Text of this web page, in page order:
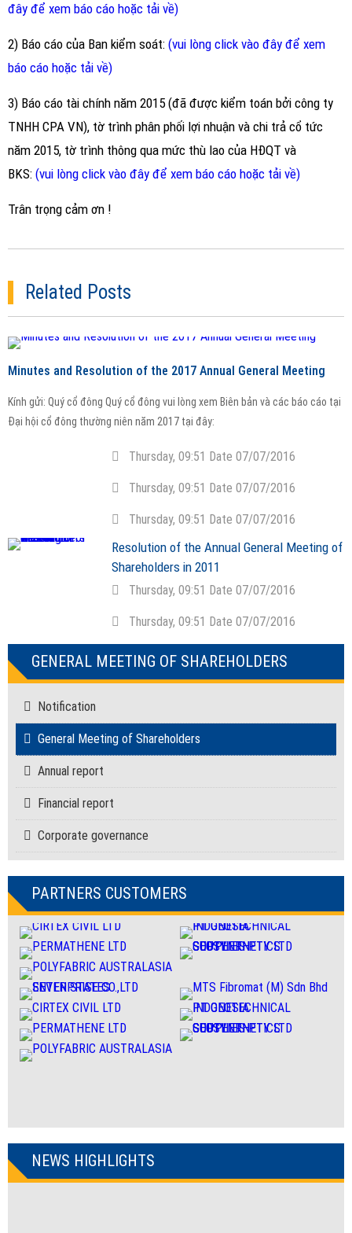
GENERAL MEETING OF SHAREHOLDERS
Notification
General Meeting of Shareholders
Annual report
Financial report
Corporate governance
PARTNERS CUSTOMERS
NEWS HIGHLIGHTS
đây để xem báo cáo hoặc tải về)
2) Báo cáo của Ban kiểm soát: (vui lòng click vào đây để xem
báo cáo hoặc tải về)
3) Báo cáo tài chính năm 2015 (đã được kiểm toán bởi công ty
TNHH CPA VN), tờ trình phân phối lợi nhuận và chi trả cổ tức
năm 2015, tờ trình thông qua mức thù lao của HĐQT và
BKS: (vui lòng click vào đây để xem báo cáo hoặc tải về)
Trân trọng cảm ơn !
Related Posts
Minutes and Resolution of the 2017 Annual General Meeting
Kính gửi: Quý cổ đông Quý cổ đông vui lòng xem Biên bản và các báo cáo tại
Đại hội cổ đông thường niên năm 2017 tại đây:
Thursday, 09:51 Date 07/07/2016
Thursday, 09:51 Date 07/07/2016
Thursday, 09:51 Date 07/07/2016
Resolution of the Annual General Meeting of
Shareholders in 2011
Thursday, 09:51 Date 07/07/2016
Thursday, 09:51 Date 07/07/2016